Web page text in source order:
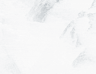
Hörnerbahn – Bolsterlang